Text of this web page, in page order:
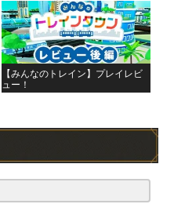
【みんなのトレイン】プレイレビ
ュー！